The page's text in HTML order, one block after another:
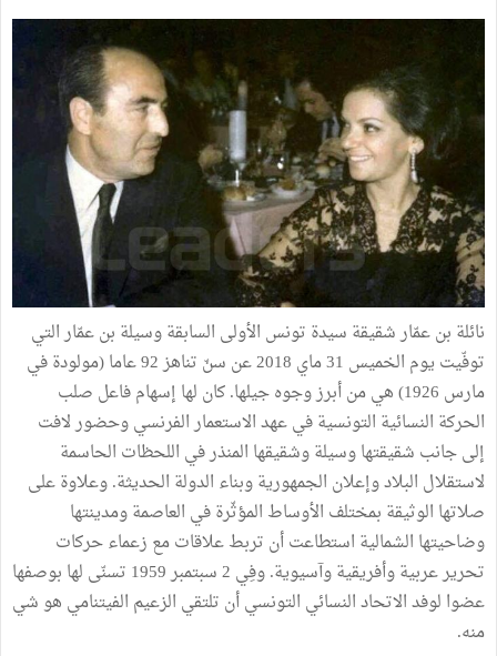
نائلة بن عمّار شقيقة سيدة تونس الأولى السابقة وسيلة بن عمّار التي
توفّيت يوم الخميس 31 ماي 2018 عن سنّ تناهز 92 عاما (مولودة في
مارس 1926) هي من أبرز وجوه جيلها. كان لها إسهام فاعل صلب
الحركة النسائية التونسية في عهد الاستعمار الفرنسي وحضور لافت
إلى جانب شقيقتها وسيلة وشقيقها المنذر في اللحظات الحاسمة
لاستقلال البلاد وإعلان الجمهورية وبناء الدولة الحديثة. وعلاوة على
صلاتها الوثيقة بمختلف الأوساط المؤثّرة في العاصمة ومدينتها
وضاحيتها الشمالية استطاعت أن تربط علاقات مع زعماء حركات
تحرير عربية وأفريقية وآسيوية. وفِي 2 سبتمبر 1959 تسنّى لها بوصفها
عضوا لوفد الاتحاد النسائي التونسي أن تلتقي الزعيم الفيتنامي هو شي
منه.